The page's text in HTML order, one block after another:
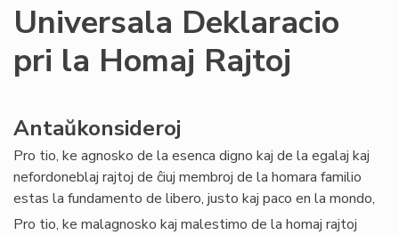
Universala Deklaracio
pri la Homaj Rajtoj
Antaŭkonsideroj
Pro tio, ke agnosko de la esenca digno kaj de la egalaj kaj
nefordoneblaj rajtoj de ĉiuj membroj de la homara familio
estas la fundamento de libero, justo kaj paco en la mondo,
Pro tio, ke malagnosko kaj malestimo de la homaj rajtoj